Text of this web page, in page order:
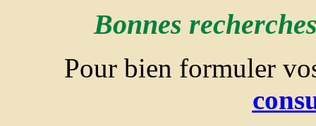
Bonnes
Pour bien formuler